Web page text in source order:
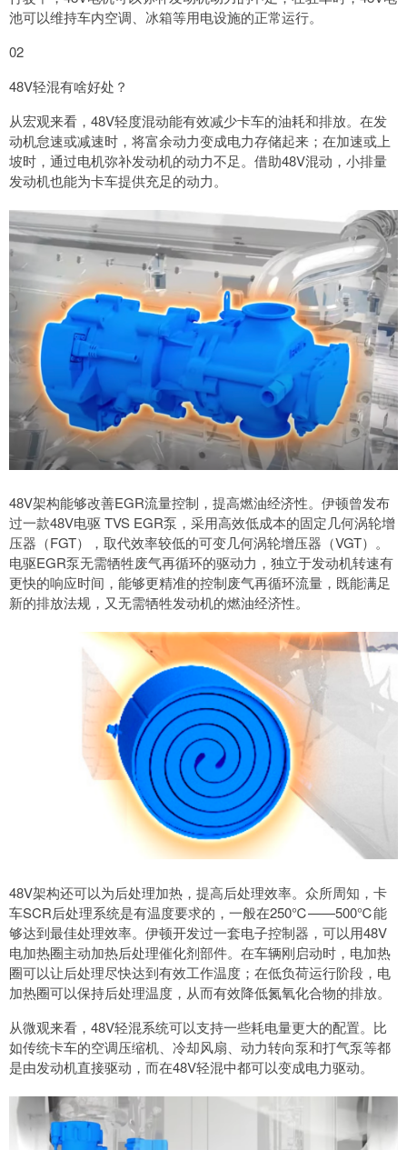
池可以维持车内空调、冰箱等用电设施的正常运行。
02
48V轻混有啥好处？
从宏观来看，48V轻度混动能有效减少卡车的油耗和排放。在发
动机怠速或减速时，将富余动力变成电力存储起来；在加速或上
坡时，通过电机弥补发动机的动力不足。借助48V混动，小排量
发动机也能为卡车提供充足的动力。
48V架构能够改善EGR流量控制，提高燃油经济性。伊顿曾发布
过一款48V电驱 TVS EGR泵，采用高效低成本的固定几何涡轮增
压器（FGT），取代效率较低的可变几何涡轮增压器（VGT）。
电驱EGR泵无需牺牲废气再循环的驱动力，独立于发动机转速有
更快的响应时间，能够更精准的控制废气再循环流量，既能满足
新的排放法规，又无需牺牲发动机的燃油经济性。
48V架构还可以为后处理加热，提高后处理效率。众所周知，卡
车SCR后处理系统是有温度要求的，一般在250℃——500℃能
够达到最佳处理效率。伊顿开发过一套电子控制器，可以用48V
电加热圈主动加热后处理催化剂部件。在车辆刚启动时，电加热
圈可以让后处理尽快达到有效工作温度；在低负荷运行阶段，电
加热圈可以保持后处理温度，从而有效降低氮氧化合物的排放。
从微观来看，48V轻混系统可以支持一些耗电量更大的配置。比
如传统卡车的空调压缩机、冷却风扇、动力转向泵和打气泵等都
是由发动机直接驱动，而在48V轻混中都可以变成电力驱动。